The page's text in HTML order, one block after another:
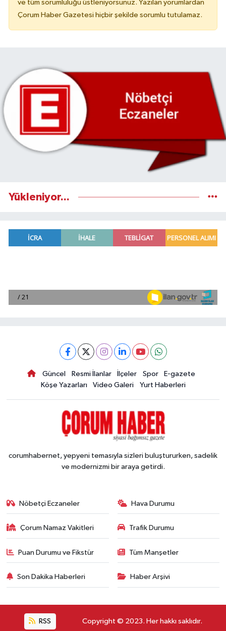
ve tüm sorumluluğu üstleniyorsunuz. Yazılan yorumlardan
Çorum Haber Gazetesi hiçbir şekilde sorumlu tutulamaz.
Yükleniyor...
Güncel Resmi İlanlar İlçeler Spor
E-gazete
Köşe Yazarları
Video Galeri Yurt Haberleri
corumhabernet, yepyeni temasıyla sizleri buluştururken, sadelik
ve modernizmi bir araya getirdi.
Nöbetçi Eczaneler Hava Durumu
Çorum Namaz Vakitleri Trafik Durumu
Puan Durumu ve Fikstür Tüm Manşetler
Son Dakika Haberleri Haber Arşivi
RSS Copyright © 2023. Her hakkı saklıdır.